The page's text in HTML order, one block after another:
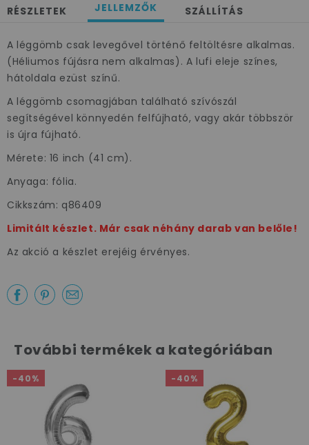
RÉSZLETEK JELLEMZŐK SZÁLLÍTÁS
A léggömb csak levegővel történő feltöltésre alkalmas.
(Héliumos fújásra nem alkalmas). A lufi eleje színes,
hátoldala ezüst színű.
A léggömb csomagjában található szívószál
segítségével könnyedén felfújható, vagy akár többször
is újra fújható.
Mérete: 16 inch (41 cm).
Anyaga: fólia.
Cikkszám: q86409
Limitált készlet. Már csak néhány darab van belőle!
Az akció a készlet erejéig érvényes.
További termékek a kategóriában
-40% -40%
vásárlásodhoz
10%-os
kuponnal.
Kérem a kupont »